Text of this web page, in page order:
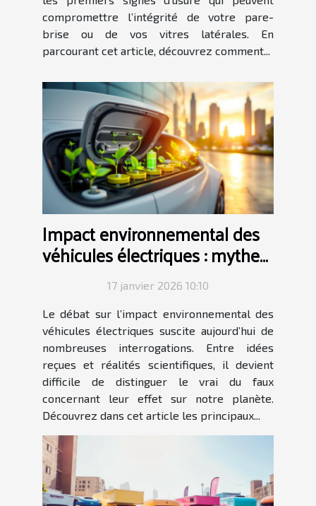
compromettre l’intégrité de votre pare-
brise ou de vos vitres latérales. En
parcourant cet article, découvrez comment...
Impact environnemental des
véhicules électriques : mythes
et réalités17 janvier 2026 10:10
Le débat sur l’impact environnemental des
véhicules électriques suscite aujourd’hui de
nombreuses interrogations. Entre idées
reçues et réalités scientifiques, il devient
difficile de distinguer le vrai du faux
concernant leur effet sur notre planète.
Découvrez dans cet article les principaux...